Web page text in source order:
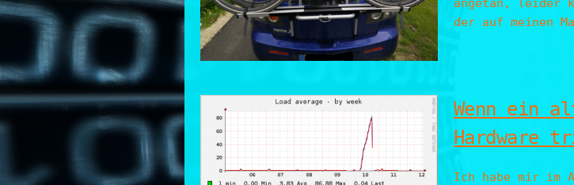
angetan, leider
der auf meinen
Wenn ein
Hardware
Ich habe mir im